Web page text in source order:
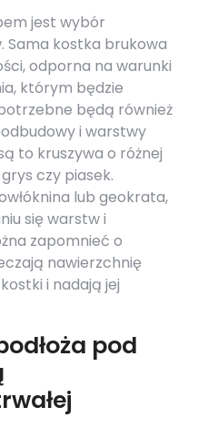
jest wybór
Sama kostka brukowa
odporna na warunki
którym będzie
będą również
i warstwy
to kruszywa o różnej
czy piasek.
lub geokrata,
się warstw i
zapomnieć o
nawierzchnię
i nadają jej
pod